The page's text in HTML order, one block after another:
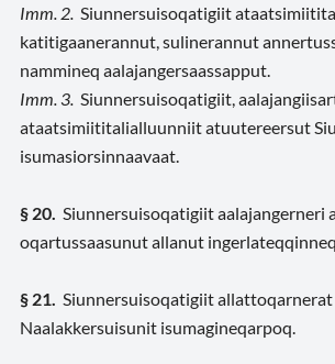
Imm. 2. Siunnersuisoqatigiit
katitigaanerannut, sulinerannut
nammineq aalajangersaassapput.
Imm. 3. Siunnersuisoqatigiit,
ataatsimiititalialluunniit atuutereersut
isumasiorsinnaavaat.
§ 20. Siunnersuisoqatigiit aalajangerneri
oqartussaasunut allanut
§ 21. Siunnersuisoqatigiit allattoqarnerat
Naalakkersuisunit isumagineqarpoq.